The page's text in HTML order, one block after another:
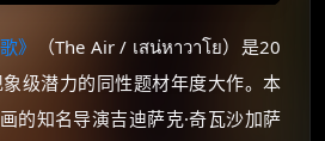
》
（The Air / เสน่หาวาโย）是20
级潜力的同性题材年度大作。本
的知名导演吉迪萨克·奇瓦沙加萨